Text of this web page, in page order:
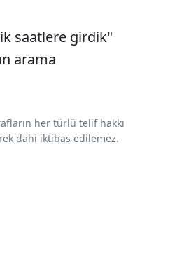
saatlere girdik"
arama
her türlü telif hakkı
dahi iktibas edilemez.